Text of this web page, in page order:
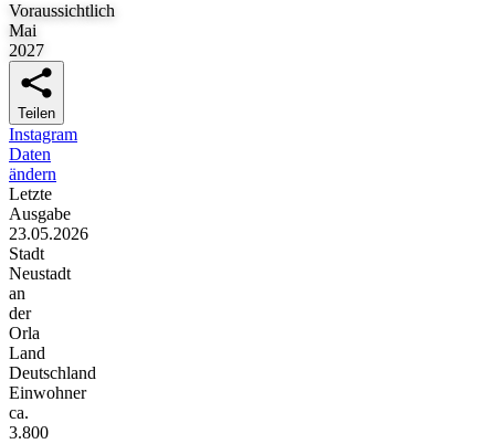
Voraussichtlich
Mai
2027
Teilen
Instagram
Daten
ändern
Letzte
Ausgabe
23.05.2026
Stadt
Neustadt
an
der
Orla
Land
Deutschland
Einwohner
ca.
3.800